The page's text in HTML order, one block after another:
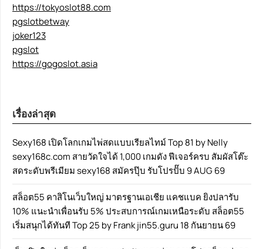
https://tokyoslot88.com
pgslotbetway
joker123
pgslot
https://gogoslot.asia
เรื่องล่าสุด
Sexy168 เปิดโลกเกมไพ่สดแบบเรียลไทม์ Top 81 by Nelly
sexy168c.com สายวัดใจได้ 1,000 เกมดัง ฟีเจอร์ครบ สัมผัสโต๊ะ
สดระดับพรีเมียม sexy168 สมัครปุ๊บ รับโปรปั๊บ 9 AUG 69
สล็อต55 คาสิโนเว็บใหญ่ มาตรฐานเอเชีย แคชแบค ยิงปลารับ
10% แนะนำเพื่อนรับ 5% ประสบการณ์เกมเหนือระดับ สล็อต55
เริ่มสนุกได้ทันที Top 25 by Frank jin55.guru 18 กันยายน 69